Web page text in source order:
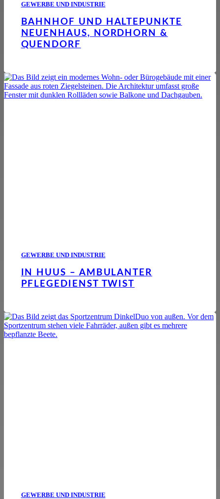
GEWERBE UND INDUSTRIE
BAHNHOF UND HALTEPUNKTE
NEUENHAUS, NORDHORN &
QUENDORF
GEWERBE UND INDUSTRIE
IN HUUS – AMBULANTER
PFLEGEDIENST TWIST
GEWERBE UND INDUSTRIE